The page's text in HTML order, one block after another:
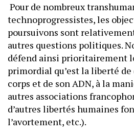
Pour de nombreux
technoprogressistes, les
poursuivons sont
autres questions politiques.
défend ainsi prioritairement
primordial qu’est la liberté de
corps et de son ADN, à la
autres associations
d’autres libertés humaines
l’avortement, etc.).